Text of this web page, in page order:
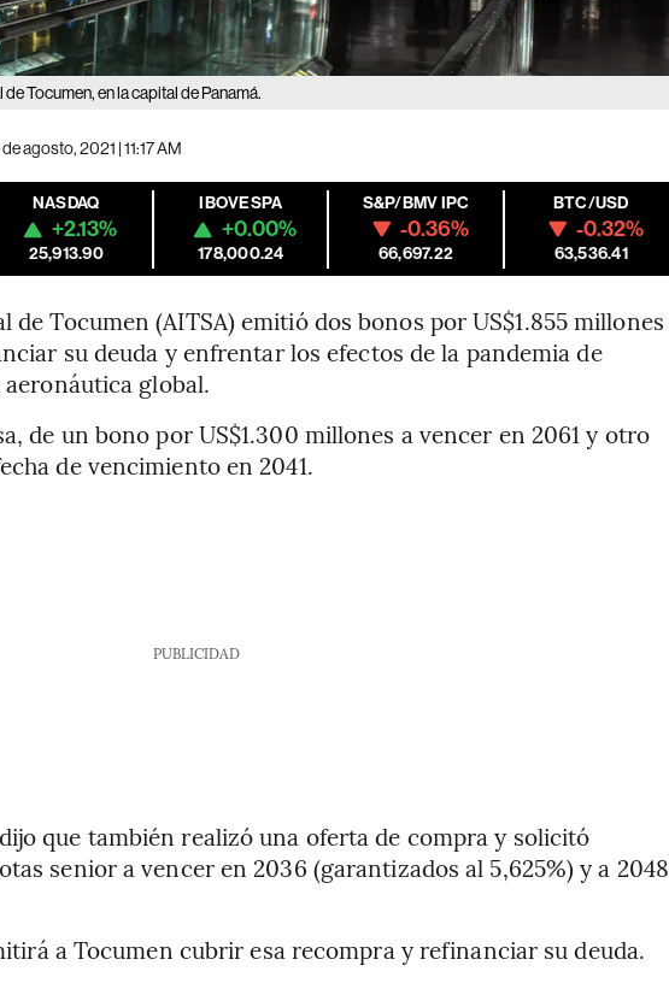
Tocumen, en la capital de Panamá.
agosto, 2021 | 11:17 AM
NASDAQ
+2.13%
25,913.90
IBOVESPA
+0.00%
178,000.24
S&P/BMV IPC
-0.36%
66,697.22
BTC/USD
-0.32%
63,536.41
Tocumen (AITSA) emitió dos bonos por US$1.855 millones
su deuda y enfrentar los efectos de la pandemia de
global.
de un bono por US$1.300 millones a vencer en 2061 y otro
de vencimiento en 2041.
PUBLICIDAD
que también realizó una oferta de compra y solicitó
senior a vencer en 2036 (garantizados al 5,625%) y a 2048
a Tocumen cubrir esa recompra y refinanciar su deuda.